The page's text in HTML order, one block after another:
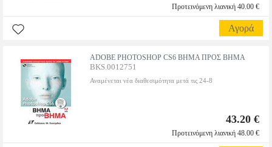
Προτεινόμενη λιανική 40.00 €
Αγορά
ADOBE PHOTOSHOP CS6 ΒΗΜΑ ΠΡΟΣ ΒΗΜΑ
BKS.0012751
Αναμένεται νέα διαθεσιμότητα μετά τις 24-8
43.20 €
Προτεινόμενη λιανική 48.00 €